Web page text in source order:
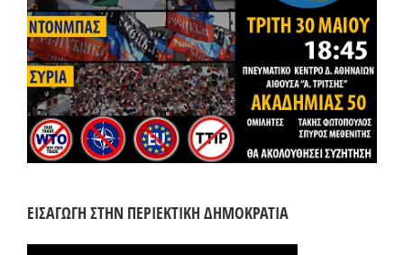
ΕΙΣΑΓΩΓΗ ΣΤΗΝ ΠΕΡΙΕΚΤΙΚΗ ΔΗΜΟΚΡΑΤΙΑ